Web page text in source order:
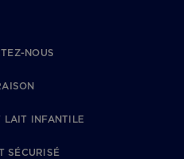
NOUS
LAIT INFANTILE
SÉCURISÉ